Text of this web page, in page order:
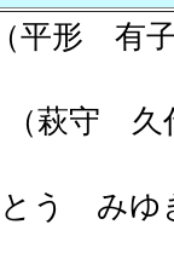
形 有
守
とう